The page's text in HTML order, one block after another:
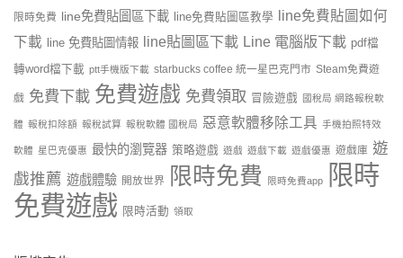
限時免費 line免費貼圖區下載 line免費貼圖區教學
line免費貼圖如何
下載
line 免費貼圖情報 line貼圖區下載 Line 電腦版下載 pdf檔
轉word檔下載 ptt手機版下載 starbucks coffee 統一星巴克門市 Steam免費遊
戲 免費下載 免費遊戲 免費領取 冒險遊戲 國稅局 網路報稅軟
體 報稅扣除額 報稅試算 報稅軟體 國稅局 惡意軟體移除工具 手機拍照特效
軟體 星巴克優惠 最快的瀏覽器 策略遊戲 遊戲 遊戲下載 遊戲優惠 遊戲庫 遊
戲推薦 遊戲體驗 開放世界 限時免費 限時免費app
限時
免費遊戲 限時活動 領取